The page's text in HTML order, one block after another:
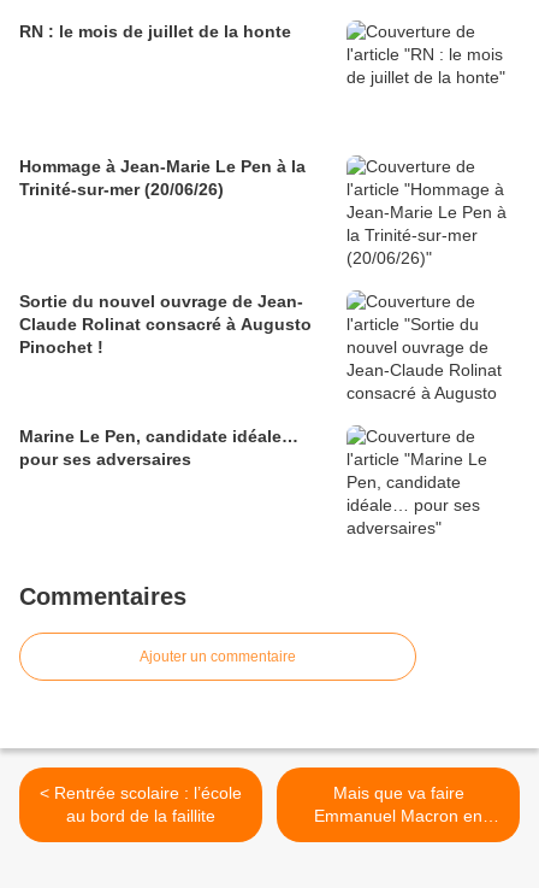
RN : le mois de juillet de la honte
Hommage à Jean-Marie Le Pen à la
Trinité-sur-mer (20/06/26)
Sortie du nouvel ouvrage de Jean-
Claude Rolinat consacré à Augusto
Pinochet !
Marine Le Pen, candidate idéale…
pour ses adversaires
Commentaires
Ajouter un commentaire
< Rentrée scolaire : l’école
au bord de la faillite
Mais que va faire
Emmanuel Macron en
Algérie ? >